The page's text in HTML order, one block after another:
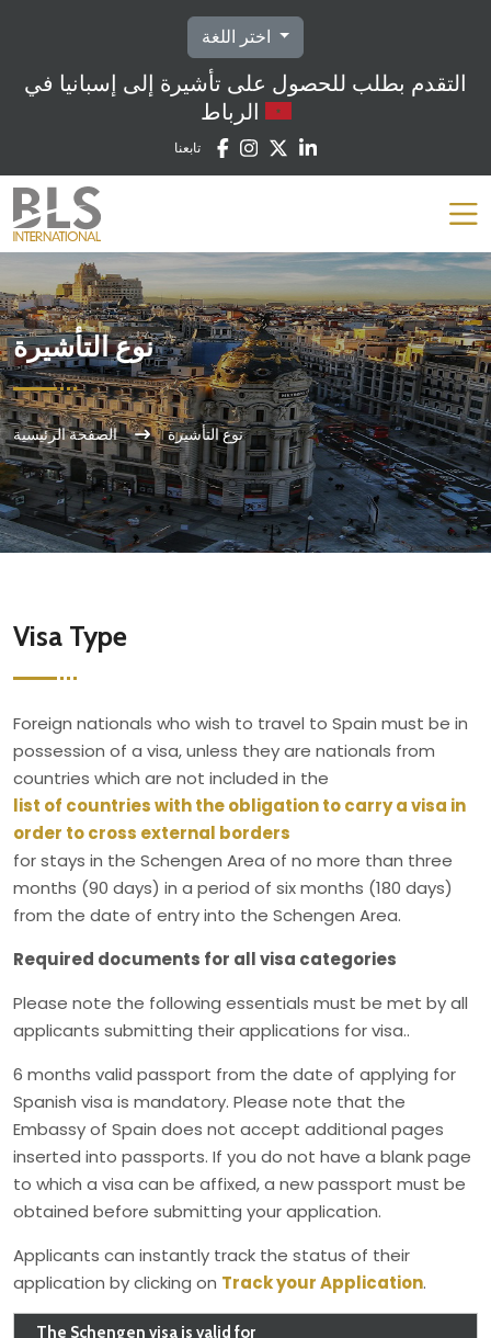
التقدم بطلب للحصول على تأشيرة إلى إسبانيا في
الرباط
تابعنا
نوع التأشيرة
الصفحة الرئيسية نوع التأشيرة
Visa Type
Foreign nationals who wish to travel to Spain must be in
possession of a visa, unless they are nationals from
countries which are not included in the
list of countries with the obligation to carry a visa in
order to cross external borders
for stays in the Schengen Area of no more than three
months (90 days) in a period of six months (180 days)
from the date of entry into the Schengen Area.
Required documents for all visa categories
Please note the following essentials must be met by all
applicants submitting their applications for visa..
6 months valid passport from the date of applying for
Spanish visa is mandatory. Please note that the
Embassy of Spain does not accept additional pages
inserted into passports. If you do not have a blank page
to which a visa can be affixed, a new passport must be
obtained before submitting your application.
Applicants can instantly track the status of their
application by clicking on Track your Application.
The Schengen visa is valid for